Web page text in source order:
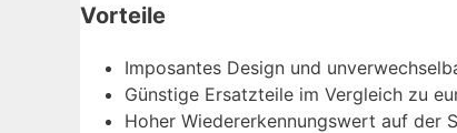
Vorteile
Imposantes Design und
Günstige Ersatzteile im Vergleich zu
Hoher Wiedererkennungswert auf der